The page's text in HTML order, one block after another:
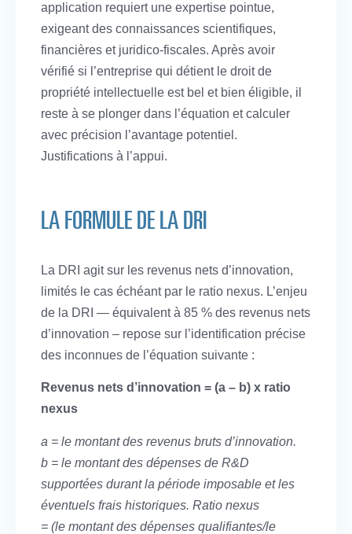
application requiert une expertise pointue,
exigeant des connaissances scientifiques,
financières et juridico-fiscales. Après avoir
vérifié si l’entreprise qui détient le droit de
propriété intellectuelle est bel et bien éligible, il
reste à se plonger dans l’équation et calculer
avec précision l’avantage potentiel.
Justifications à l’appui.
LA FORMULE DE LA DRI
La DRI agit sur les revenus nets d’innovation,
limités le cas échéant par le ratio nexus. L’enjeu
de la DRI — équivalent à 85 % des revenus nets
d’innovation – repose sur l’identification précise
des inconnues de l’équation suivante :
Revenus nets d’innovation = (a – b) x ratio
nexus
a = le montant des revenus bruts d’innovation.
b = le montant des dépenses de R&D
supportées durant la période imposable et les
éventuels frais historiques. Ratio nexus
= (le montant des dépenses qualifiantes/le